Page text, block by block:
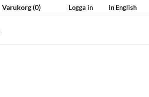
Varukorg(0) Logga in In English